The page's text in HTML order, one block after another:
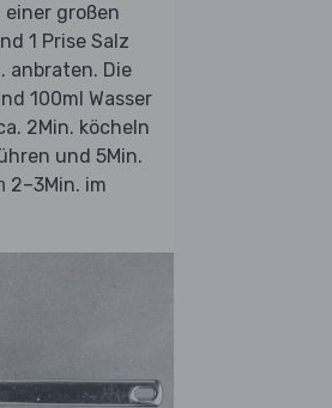
einer großen
1 Prise Salz
anbraten. Die
100ml Wasser
2Min. köcheln
und 5Min.
2–3Min. im